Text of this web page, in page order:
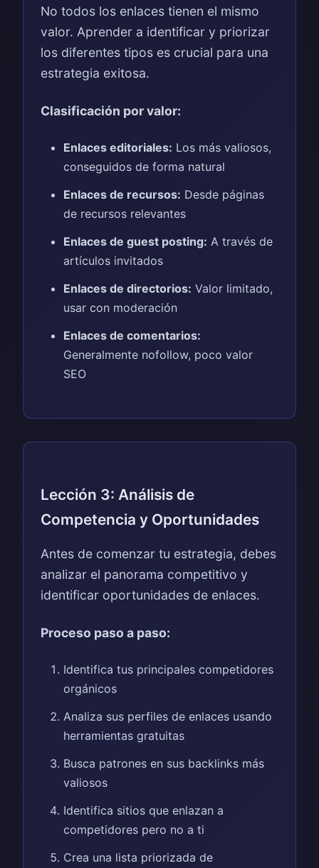
No todos los enlaces tienen el mismo
valor. Aprender a identificar y priorizar
los diferentes tipos es crucial para una
estrategia exitosa.
Clasificación por valor:
Enlaces editoriales: Los más valiosos,
conseguidos de forma natural
Enlaces de recursos: Desde páginas
de recursos relevantes
Enlaces de guest posting: A través de
artículos invitados
Enlaces de directorios: Valor limitado,
usar con moderación
Enlaces de comentarios:
Generalmente nofollow, poco valor
SEO
Lección 3: Análisis de
Competencia y Oportunidades
Antes de comenzar tu estrategia, debes
analizar el panorama competitivo y
identificar oportunidades de enlaces.
Proceso paso a paso:
Identifica tus principales competidores
orgánicos
Analiza sus perfiles de enlaces usando
herramientas gratuitas
Busca patrones en sus backlinks más
valiosos
Identifica sitios que enlazan a
competidores pero no a ti
Crea una lista priorizada de